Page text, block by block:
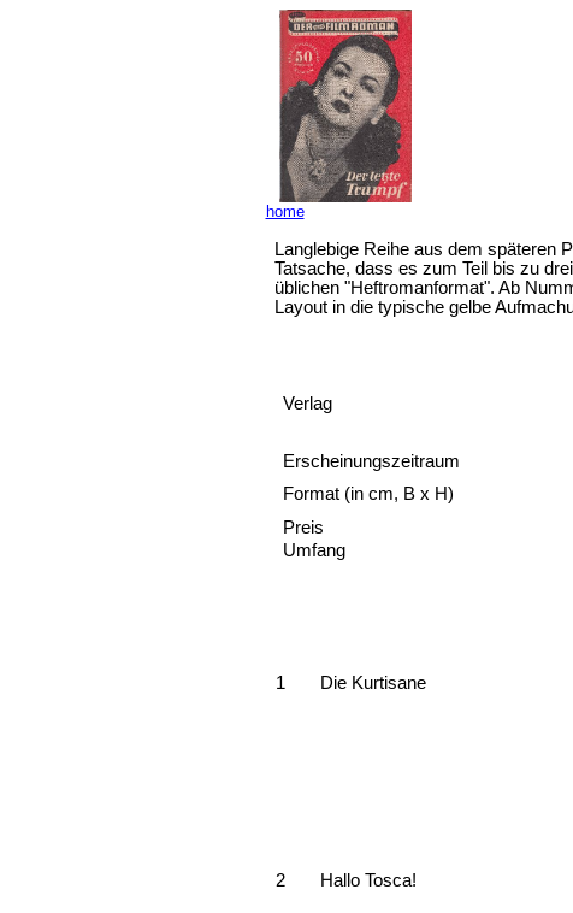
home
Langlebige Reihe aus dem späteren
Tatsache, dass es zum Teil bis zu
üblichen "Heftromanformat". Ab
Layout in die typische gelbe
Verlag
Erscheinungszeitraum
Format (in cm, B x H)
Preis
Umfang
1 Die Kurtisane
2 Hallo Tosca!